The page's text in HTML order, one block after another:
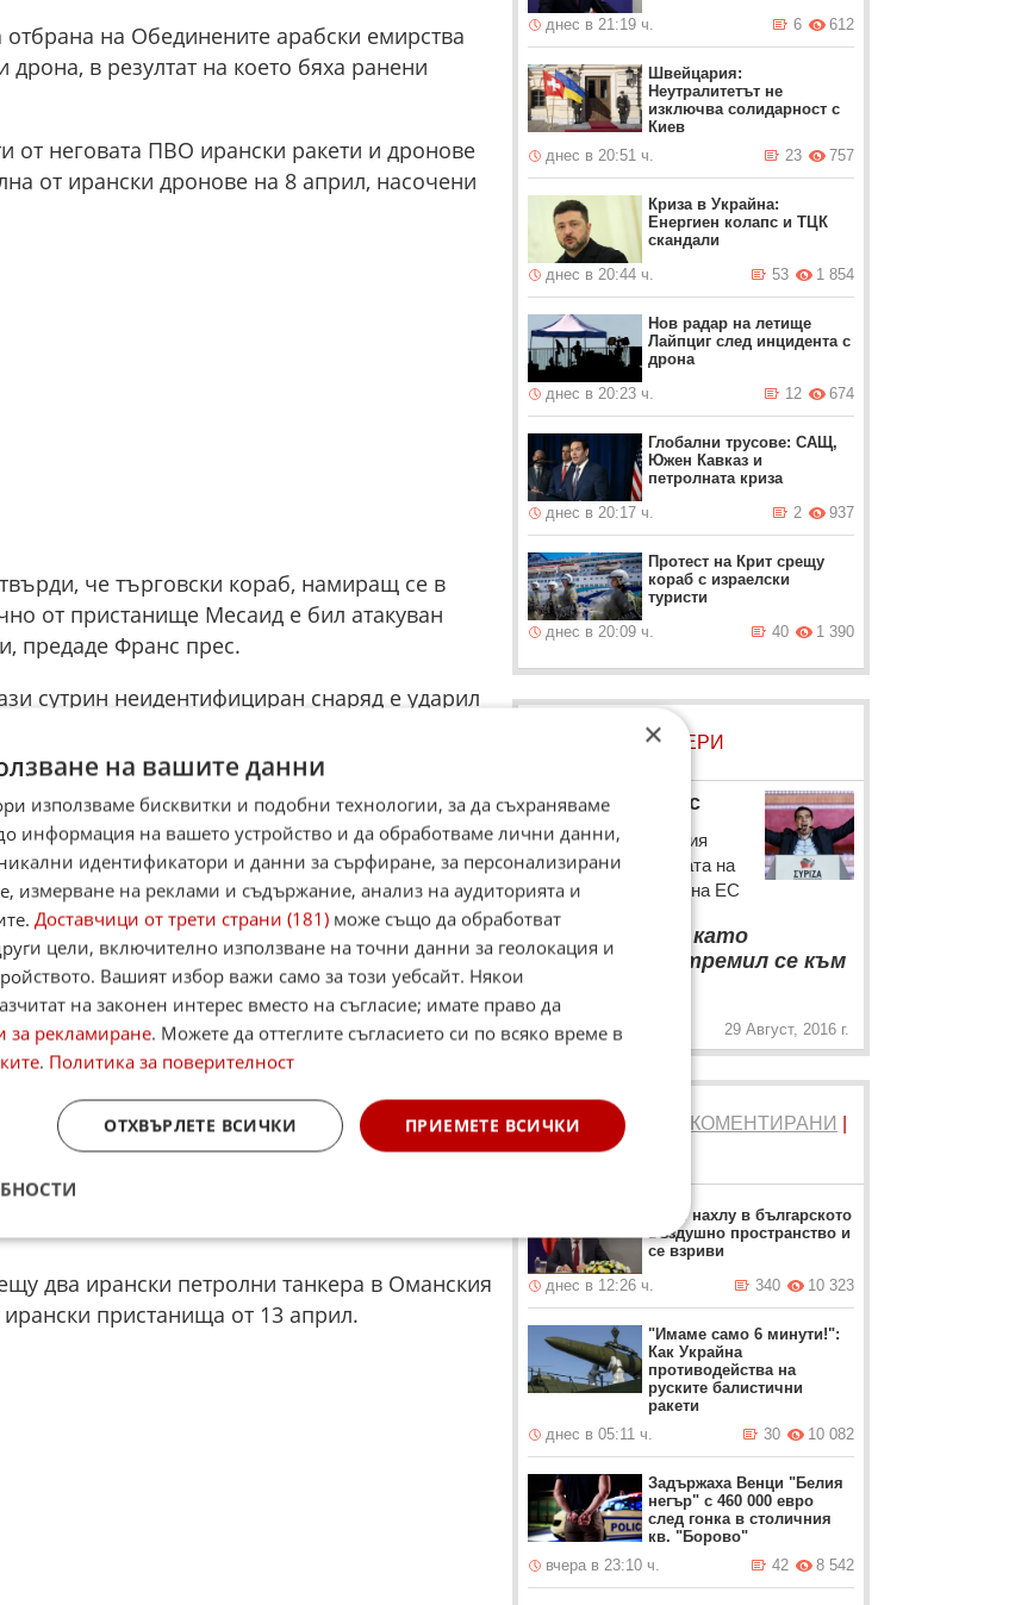
на Обединените арабски емирства
в резултат на което бяха ранени
от неговата ПВО ирански ракети и дронове
от ирански дронове на 8 април, насочени
че търговски кораб, намиращ се в
от пристанище Месаид е бил атакуван
предаде Франс прес.
сутрин неидентифициран снаряд е ударил
след като иранския Корпус на
заплаши да атакува "вражески" кораби в
корабоплаването UKMTO корабът е бил
от Доха.
който е бил потушен. Няма пострадали и
а корабът е продължил пътя си. Не се
свой източник, съобщи, че удареният кораб
на САЩ.
че всяка атака срещу ирански танкери
удар" срещу американски цели и
два ирански петролни танкера в Оманския
пристанища от 13 април.
днес в 21:19 ч.
612
6
Швейцария:
Неутралитетът не
изключва солидарност с
Киев
днес в 20:51 ч.
757
23
Криза в Украйна:
Енергиен колапс и ТЦК
скандали
днес в 20:44 ч.
1 854
53
Нов радар на летище
Лайпциг след инцидента с
дрона
днес в 20:23 ч.
674
12
Глобални трусове: САЩ,
Южен Кавказ и
петролната криза
днес в 20:17 ч.
937
2
Протест на Крит срещу
кораб с израелски
туристи
днес в 20:09 ч.
1 390
40
ЛОВЦИ НА БИСЕРИ
Алексис Ципрас
Премиерът на Гърция
коментира политиката на
бюджетна строгост на ЕС
“
ЕС се държи като
сомнамбул, устремил се към
29 Август, 2016 г.
ТОП 5 ЧЕТЕНИ КОМЕНТИРАНИ
Дрон нахлу в българското
въздушно пространство и
се взриви
днес в 12:26 ч.
10 323
340
"Имаме само 6 минути!":
Как Украйна
противодейства на
руските балистични
ракети
днес в 05:11 ч.
10 082
30
Задържаха Венци "Белия
негър" с 460 000 евро
след гонка в столичния
кв. "Борово"
вчера в 23:10 ч.
8 542
42
×
на вашите данни
използваме бисквитки и подобни технологии, за да съхраняваме
информация на вашето устройство и да обработваме лични данни,
идентификатори и данни за сърфиране, за персонализирани
измерване на реклами и съдържание, анализ на аудиторията и
Доставчици от трети страни (181) може също да обработват
цели, включително използване на точни данни за геолокация и
Вашият избор важи само за този уебсайт. Някои
на законен интерес вместо на съгласие; имате право да
за рекламиране. Можете да оттеглите съгласието си по всяко време в
. Политика за поверителност
ПРИЕМЕТЕ ВСИЧКИ
ОТХВЪРЛЕТЕ ВСИЧКИ